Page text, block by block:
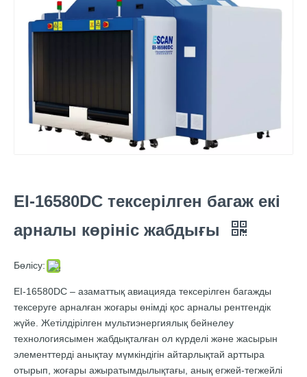
EI-16580DC тексерілген багаж екі
арналы көрініс жабдығы
Бөлісу:
EI-16580DC – азаматтық авиацияда тексерілген багажды
тексеруге арналған жоғары өнімді қос арналы рентгендік
жүйе. Жетілдірілген мультиэнергиялық бейнелеу
технологиясымен жабдықталған ол күрделі және жасырын
элементтерді анықтау мүмкіндігін айтарлықтай арттыра
отырып, жоғары ажыратымдылықтағы, анық егжей-тегжейлі